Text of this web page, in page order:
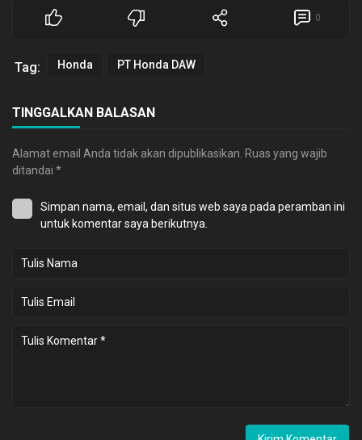
0
Tag: Honda PT Honda DAW
TINGGALKAN BALASAN
Alamat email Anda tidak akan dipublikasikan. Ruas yang wajib
ditandai *
Simpan nama, email, dan situs web saya pada peramban ini
untuk komentar saya berikutnya.